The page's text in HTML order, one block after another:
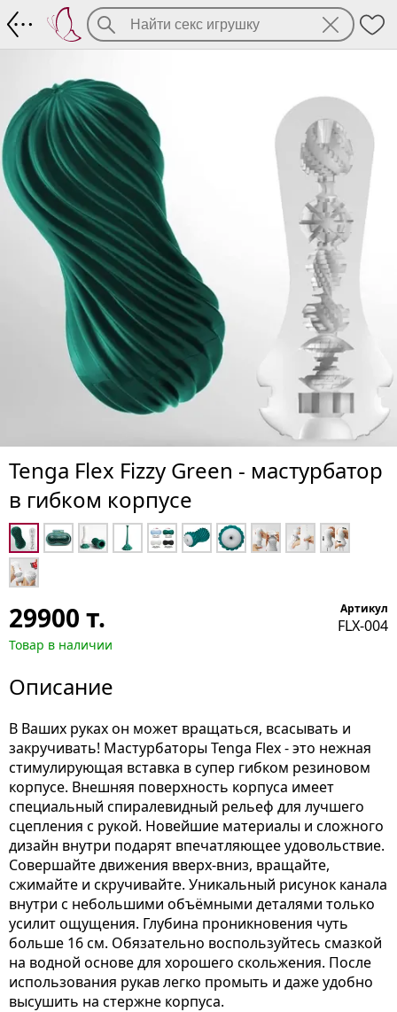
Tenga Flex Fizzy Green - мастурбатор
в гибком корпусе
29900 т.
Товар в наличии
Артикул
FLX-004
Описание
В Ваших руках он может вращаться, всасывать и
закручивать! Мастурбаторы Tenga Flex - это нежная
стимулирующая вставка в супер гибком резиновом
корпусе. Внешняя поверхность корпуса имеет
специальный спиралевидный рельеф для лучшего
сцепления с рукой. Новейшие материалы и сложного
дизайн внутри подарят впечатляющее удовольствие.
Совершайте движения вверх-вниз, вращайте,
сжимайте и скручивайте. Уникальный рисунок канала
внутри с небольшими объёмными деталями только
усилит ощущения. Глубина проникновения чуть
больше 16 см. Обязательно воспользуйтесь смазкой
на водной основе для хорошего скольжения. После
использования рукав легко промыть и даже удобно
высушить на стержне корпуса.
Tenga Flex Fizzy Green - мастурбатор в